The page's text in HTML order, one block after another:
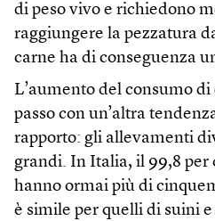
di peso vivo e richiedono
raggiungere la pezzatura
carne ha di conseguenza
L’aumento del consumo
passo con un’altra
rapporto: gli allevamenti
grandi. In Italia, il 99,8 per
hanno ormai più di
è simile per quelli di suini